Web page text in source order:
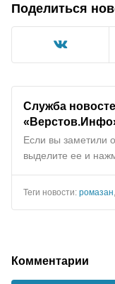
Поделиться
Служба
Если вы заметили
выделите ее и
Теги новости: ромазан
Комментарии